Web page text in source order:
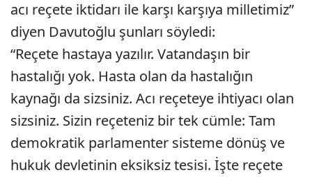
acı reçete iktidarı ile karşı karşıya milletimiz”
diyen Davutoğlu şunları söyledi:
“Reçete hastaya yazılır. Vatandaşın bir
hastalığı yok. Hasta olan da hastalığın
kaynağı da sizsiniz. Acı reçeteye ihtiyacı olan
sizsiniz. Sizin reçeteniz bir tek cümle: Tam
demokratik parlamenter sisteme dönüş ve
hukuk devletinin eksiksiz tesisi. İşte reçete